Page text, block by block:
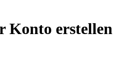
Konto erstellen